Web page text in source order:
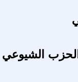
الشيوعي